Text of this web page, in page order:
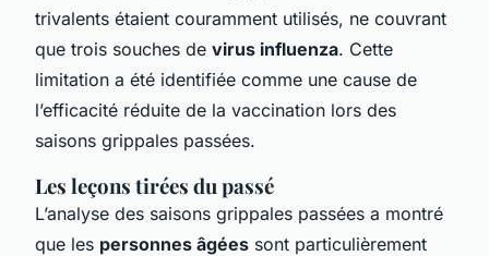
trivalents étaient couramment utilisés, ne couvrant
que trois souches de virus influenza. Cette
limitation a été identifiée comme une cause de
l’efficacité réduite de la vaccination lors des
saisons grippales passées.
Les leçons tirées du passé
L’analyse des saisons grippales passées a montré
que les personnes âgées sont particulièrement